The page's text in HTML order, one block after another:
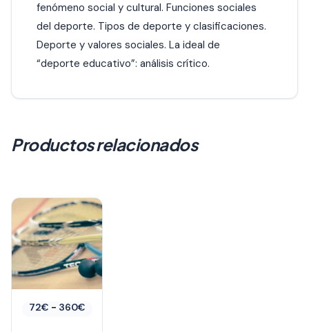
fenómeno social y cultural. Funciones sociales
del deporte. Tipos de deporte y clasificaciones.
Deporte y valores sociales. La ideal de
“deporte educativo”: análisis crítico.
Productos relacionados
72€ - 360€Rango